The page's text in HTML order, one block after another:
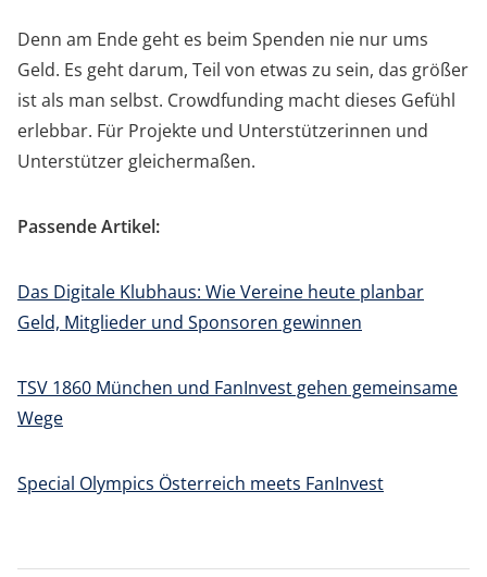
Denn am Ende geht es beim Spenden nie nur ums
Geld. Es geht darum, Teil von etwas zu sein, das größer
ist als man selbst. Crowdfunding macht dieses Gefühl
erlebbar. Für Projekte und Unterstützerinnen und
Unterstützer gleichermaßen.
Passende Artikel:
Das Digitale Klubhaus: Wie Vereine heute planbar
Geld, Mitglieder und Sponsoren gewinnen
TSV 1860 München und FanInvest gehen gemeinsame
Wege
Special Olympics Österreich meets FanInvest